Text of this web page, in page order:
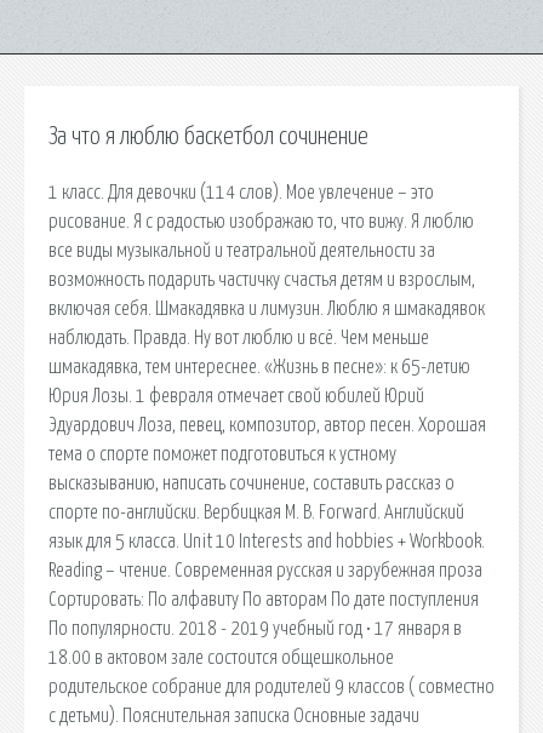
За что я люблю баскетбол сочинение
1 класс. Для девочки (114 слов). Мое увлечение – это
рисование. Я с радостью изображаю то, что вижу. Я люблю
все виды музыкальной и театральной деятельности за
возможность подарить частичку счастья детям и взрослым,
включая себя. Шмакадявка и лимузин. Люблю я шмакадявок
наблюдать. Правда. Ну вот люблю и всё. Чем меньше
шмакадявка, тем интереснее. «Жизнь в песне»: к 65-летию
Юрия Лозы. 1 февраля отмечает свой юбилей Юрий
Эдуардович Лоза, певец, композитор, автор песен. Хорошая
тема о спорте поможет подготовиться к устному
высказыванию, написать сочинение, составить рассказ о
спорте по-английски. Вербицкая М. В. Forward. Английский
язык для 5 класса. Unit 10 Interests and hobbies + Workbook.
Reading – чтение. Современная русская и зарубежная проза
Сортировать: По алфавиту По авторам По дате поступления
По популярности. 2018 - 2019 учебный год • 17 января в
18.00 в актовом зале состоится общешкольное
родительское собрание для родителей 9 классов ( совместно
с детьми). Пояснительная записка Основные задачи